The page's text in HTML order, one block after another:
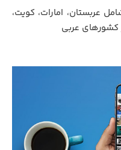
عربستان، امارات، کویت،
کشورهای عربی